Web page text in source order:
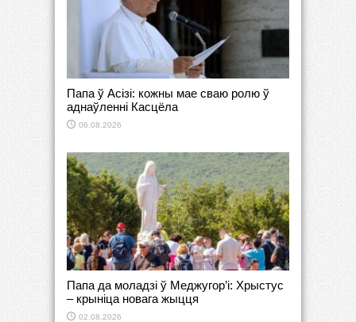
Папа ў Асізі: кожны мае сваю ролю ў
аднаўленні Касцёла
06.08.2026
Папа да моладзі ў Меджугор’і: Хрыстус
– крыніца новага жыцця
02.08.2026